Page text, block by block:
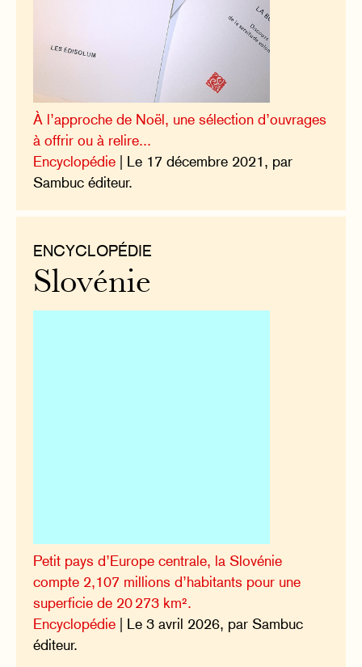
À l’approche de Noël, une sélection d’ouvrages
à offrir ou à relire...
Encyclopédie | Le 17 décembre 2021, par
Sambuc éditeur.
ENCYCLOPÉDIE
Slovénie
Petit pays d’Europe centrale, la Slovénie
compte 2,107 millions d’habitants pour une
superficie de 20 273 km².
Encyclopédie | Le 3 avril 2026, par Sambuc
éditeur.